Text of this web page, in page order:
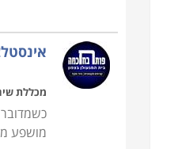
כלי המקצוע
קורס אינסטלציה
אפורים ושפכים,
והתקנות של
והסיבות להם,
מכללת
מושפע